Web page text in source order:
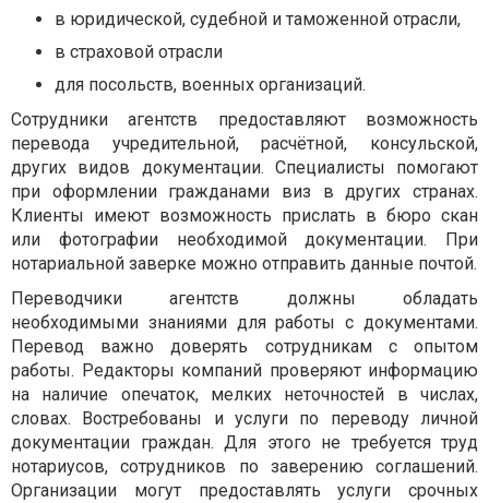
в юридической, судебной и таможенной отрасли,
в страховой отрасли
для посольств, военных организаций.
Сотрудники агентств предоставляют возможность
перевода учредительной, расчётной, консульской,
других видов документации. Специалисты помогают
при оформлении гражданами виз в других странах.
Клиенты имеют возможность прислать в бюро скан
или фотографии необходимой документации. При
нотариальной заверке можно отправить данные почтой.
Переводчики агентств должны обладать
необходимыми знаниями для работы с документами.
Перевод важно доверять сотрудникам с опытом
работы. Редакторы компаний проверяют информацию
на наличие опечаток, мелких неточностей в числах,
словах. Востребованы и услуги по переводу личной
документации граждан. Для этого не требуется труд
нотариусов, сотрудников по заверению соглашений.
Организации могут предоставлять услуги срочных